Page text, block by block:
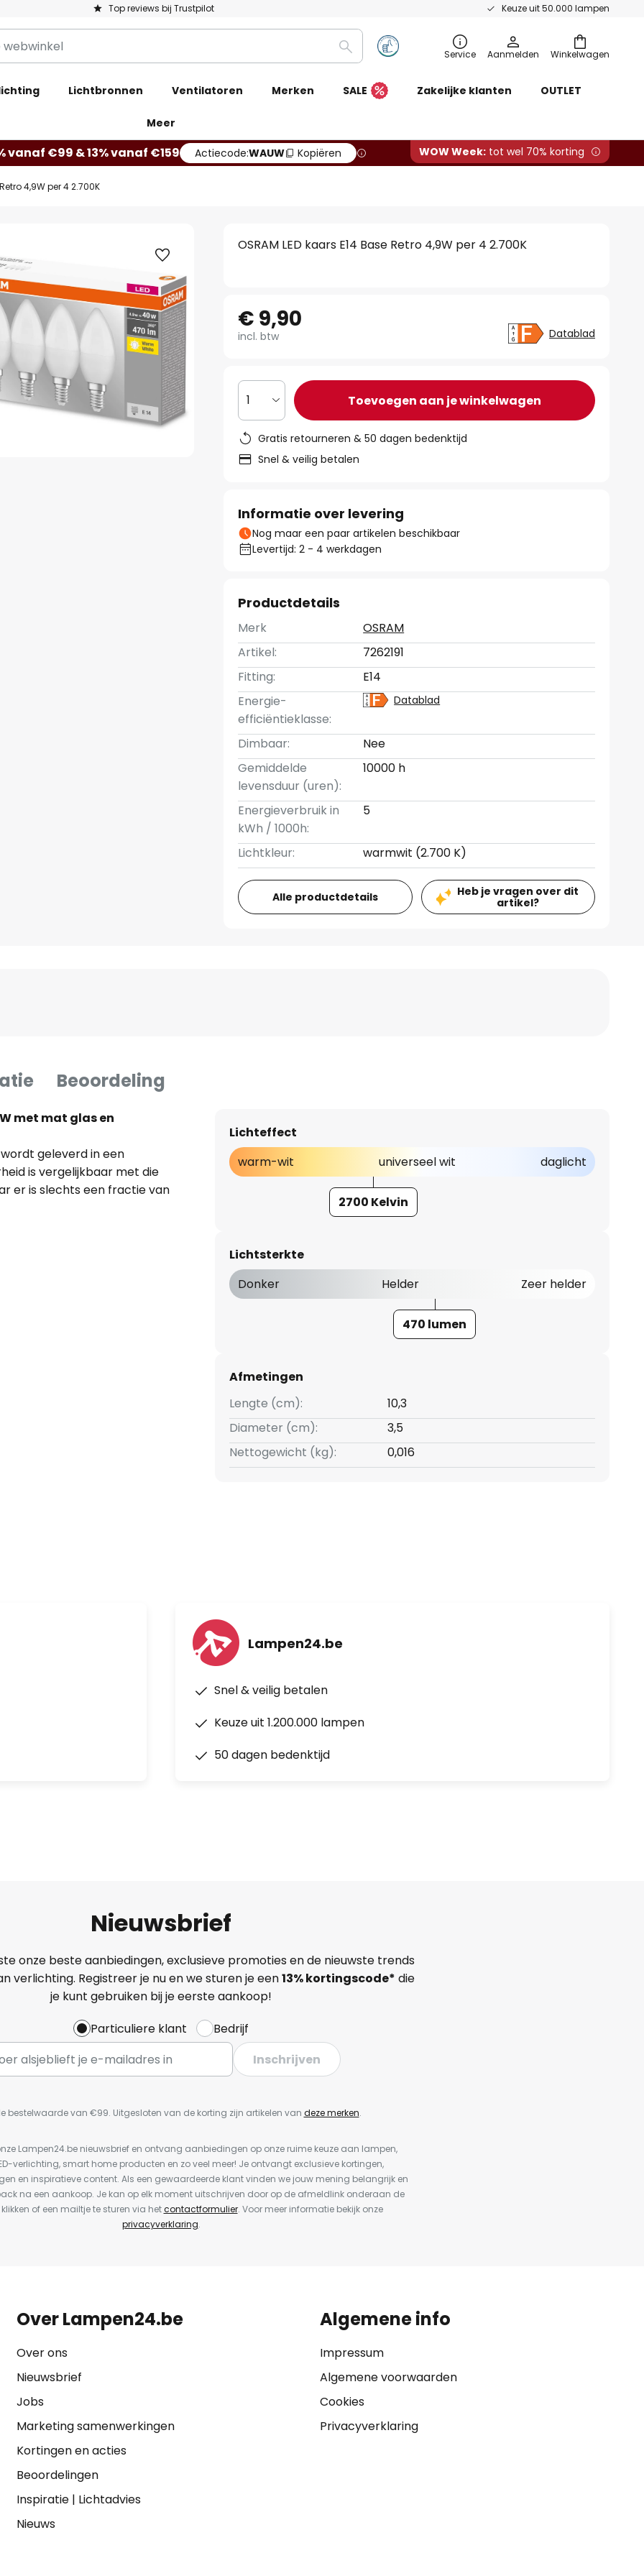
Top reviews bij Trustpilot Keuze uit 50.000 lampen
Winkelwagen
Zoeken Service Aanmelden
Lichtbronnen Ventilatoren Merken SALE Zakelijke klanten OUTLET
Meer
vanaf €99 & 13% vanaf €159 Actiecode:WAUW Kopiëren WOW Week: tot wel 70% korting
4,9W per 4 2.700K
OSRAM LED kaars E14 Base Retro 4,9W per 4 2.700K
€ 9,90
incl. btw Datablad
1 Toevoegen aan je winkelwagen
Gratis retourneren & 50 dagen bedenktijd
Snel & veilig betalen
Informatie over levering
Nog maar een paar artikelen beschikbaar
Levertijd: 2 - 4 werkdagen
Productdetails
Merk
OSRAM
Artikel:
7262191
Fitting:
E14
Energie-
efficiëntieklasse:
Datablad
Dimbaar:
Nee
Gemiddelde
levensduur (uren):
10000 h
Energieverbruik in
kWh / 1000h:
5
Lichtkleur: warmwit (2.700 K)
Alle productdetails
Heb je vragen over dit
artikel?
Beoordeling
met mat glas en
wordt geleverd in een
is vergelijkbaar met die
er is slechts een fractie van
Lichteffect
warm-wit
universeel wit daglicht
2700 Kelvin
Lichtsterkte
Donker
Helder Zeer helder
470 lumen
Afmetingen
Lengte (cm):
10,3
Diameter (cm):
3,5
Nettogewicht (kg):
0,016
Lampen24.be
Snel & veilig betalen
Keuze uit 1.200.000 lampen
50 dagen bedenktijd
Nieuwsbrief
onze beste aanbiedingen, exclusieve promoties en de nieuwste trends
verlichting. Registreer je nu en we sturen je een13%kortingscode* die
je kunt gebruiken bij je eerste aankoop!
Particuliere klant
Bedrijf
Inschrijven
bestelwaarde van €99. Uitgesloten van de korting zijn artikelen van deze merken.
Lampen24.be nieuwsbrief en ontvang aanbiedingen op onze ruime keuze aan lampen,
verlichting, smart home producten en zo veel meer! Je ontvangt exclusieve kortingen,
en inspiratieve content. Als een gewaardeerde klant vinden we jouw mening belangrijk en
na een aankoop. Je kan op elk moment uitschrijven door op de afmeldlink onderaan de
of een mailtje te sturen via hetcontactformulier. Voor meer informatie bekijk onze
privacyverklaring.
Over Lampen24.be
Over ons
Nieuwsbrief
Jobs
Marketing samenwerkingen
Kortingen en acties
Beoordelingen
Inspiratie| Lichtadvies
Nieuws
Algemene info
Impressum
Algemene voorwaarden
Cookies
Privacyverklaring